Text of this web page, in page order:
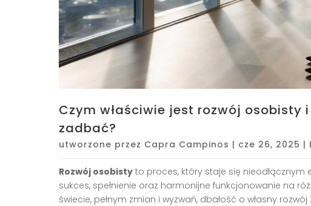
Czym właściwie jest rozwój osobisty
zadbać?
utworzone przez Capra Campinos | cze 26, 2025 |
Rozwój osobisty to proces, który staje się
sukces, spełnienie oraz harmonijne funkcjonowanie na
świecie, pełnym zmian i wyzwań, dbałość o własny